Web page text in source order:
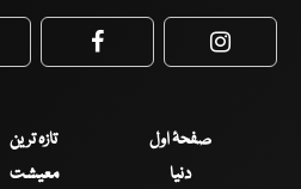
Facebook
صفحۂ اول تازہ ترین
دنیا
معیشت